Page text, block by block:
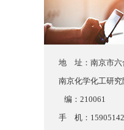
地 址：南京市六
南京化学化工研
编：210061
手 机：